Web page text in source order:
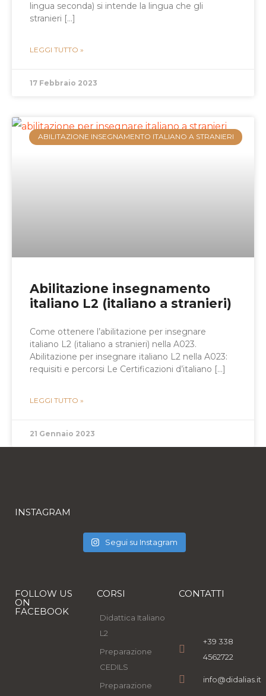
lingua seconda) si intende la lingua che gli
stranieri […]
LEGGI TUTTO »
17 Febbraio 2023
ABILITAZIONE INSEGNAMENTO ITALIANO A STRANIERI
Abilitazione insegnamento
italiano L2 (italiano a stranieri)
Come ottenere l’abilitazione per insegnare
italiano L2 (italiano a stranieri) nella A023.
Abilitazione per insegnare italiano L2 nella A023:
requisiti e percorsi Le Certificazioni d’italiano […]
LEGGI TUTTO »
21 Gennaio 2023
INSTAGRAM
Segui su Instagram
FOLLOW US
ON
FACEBOOK
CORSI
Didattica Italiano
L2
Preparazione
CEDILS
Preparazione
CONTATTI
+39 338
4562722
info@didalias.it